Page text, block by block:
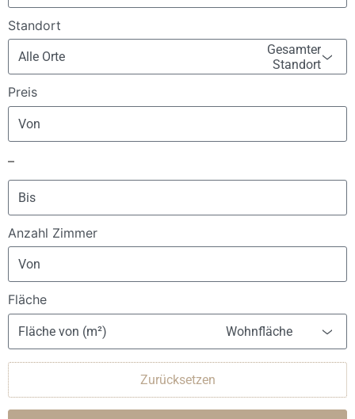
Standort
Alle Orte
Gesamter
Standort
Preis
–
Anzahl Zimmer
Fläche
Wohnfläche
Zurücksetzen